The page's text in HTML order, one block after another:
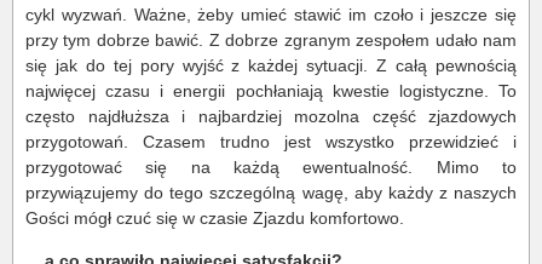
cykl wyzwań. Ważne, żeby umieć stawić im czoło i jeszcze się
przy tym dobrze bawić. Z dobrze zgranym zespołem udało nam
się jak do tej pory wyjść z każdej sytuacji. Z całą pewnością
najwięcej czasu i energii pochłaniają kwestie logistyczne. To
często najdłuższa i najbardziej mozolna część zjazdowych
przygotowań. Czasem trudno jest wszystko przewidzieć i
przygotować się na każdą ewentualność. Mimo to
przywiązujemy do tego szczególną wagę, aby każdy z naszych
Gości mógł czuć się w czasie Zjazdu komfortowo.